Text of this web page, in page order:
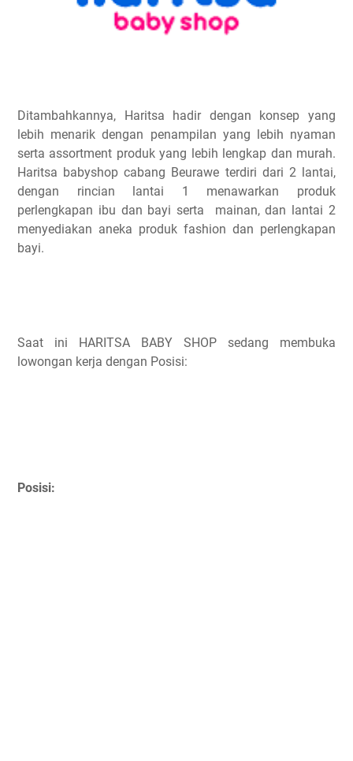
Ditambahkannya, Haritsa hadir dengan konsep yang
lebih menarik dengan penampilan yang lebih nyaman
serta assortment produk yang lebih lengkap dan murah.
Haritsa babyshop cabang Beurawe terdiri dari 2 lantai,
dengan rincian lantai 1 menawarkan produk
perlengkapan ibu dan bayi serta mainan, dan lantai 2
menyediakan aneka produk fashion dan perlengkapan
bayi.
Saat ini HARITSA BABY SHOP sedang membuka
lowongan kerja dengan Posisi:
Posisi: